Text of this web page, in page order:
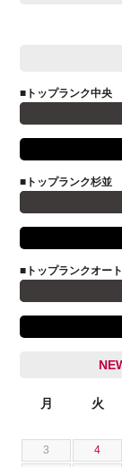
多田 健人
小澤 孝久
小野 利公
山本 大輔
岩井 裕一
横井 直樹
石川 成一郎
荒居 力哉
FIAT
アストンマーテ
アルファロメオ
キャデラック
クライスラー
クライスラージ
スズキ
ダッジ
■トップランク中央
■トップランク杉並
■トップランクオー
月 火
3
4